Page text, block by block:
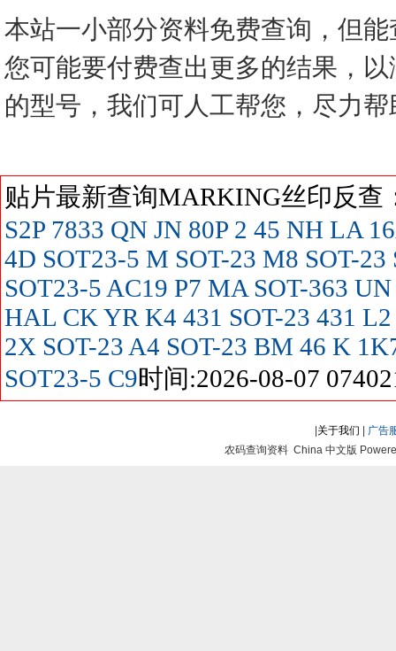
本站一小部分资料免费查询，但
您可能要付费查出更多的结果，
的型号，我们可人工帮您，尽力
贴片最新查询MARKING丝印反
S2P 7833 QN JN 80P 2 45 NH LA
4D SOT23-5 M SOT-23 M8 SOT-23
SOT23-5 AC19 P7 MA SOT-363 UN
HAL CK YR K4 431 SOT-23 431 L2
2X SOT-23 A4 SOT-23 BM 46 K
SOT23-5 C9时间:2026-08-07
关于我们
广告
农码查询资料 China 中文版